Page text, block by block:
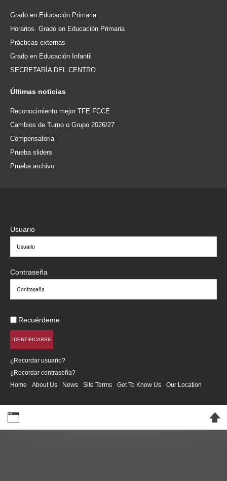
Grado en Educación Primaria
Horarios. Grado en Educación Primaria
Prácticas externas
Grado en Educación Infantil
SECRETARÍA DEL CENTRO
Últimas noticias
Reconocimiento mejor TFE FCCE
Cambios de Turno o Grupo 2026/27
Compensatoria
Prueba sliders
Prueba archivo
Usuario
Contraseña
Recuérdeme
IDENTIFICARSE
¿Recordar usuario?
¿Recordar contraseña?
Home
About Us News Site Terms Get To Know Us Our Location